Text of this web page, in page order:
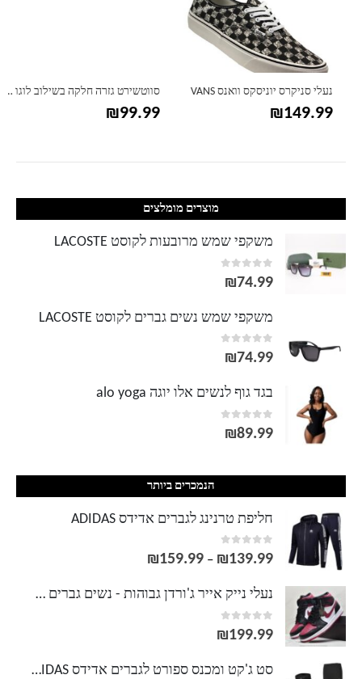
נעלי סניקרס יוניסקס וואנס VANS
₪149.99
סווטשירט גזרה חלקה בשילוב לוגו קלווין קליין Calvin Klein
₪99.99
מוצרים מומלצים
משקפי שמש מרובעות לקוסט LACOSTE
0
out of 5
₪74.99
משקפי שמש נשים גברים לקוסט LACOSTE
0
out of 5
₪74.99
בגד גוף לנשים אלו יוגה alo yoga
0
out of 5
₪89.99
הנמכרים ביותר
חליפת טרנינג לגברים אדידס ADIDAS
0
out of 5
₪139.99
–
₪159.99
נעלי נייק אייר ג'ורדן גבוהות - נשים גברים NIKE AIR JORDAN
0
out of 5
₪199.99
סט ג'קט ומכנס ספורט לגברים אדידס ADIDAS